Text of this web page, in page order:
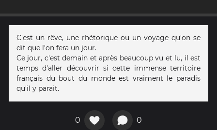
C'est un rêve, une rhétorique ou un voyage qu'on se
dit que l'on fera un jour.
Ce jour, c'est demain et après beaucoup vu et lu, il est
temps d'aller découvrir si cette immense territoire
français du bout du monde est vraiment le paradis
qu'il y parait.
0 0